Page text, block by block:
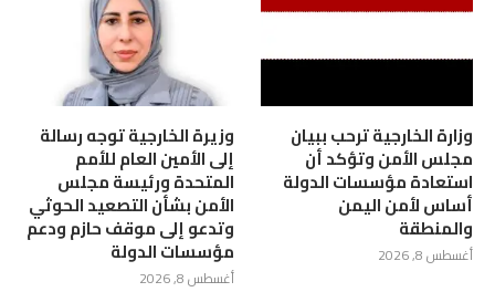
وزارة الخارجية ترحب ببيان
مجلس الأمن وتؤكد أن
استعادة مؤسسات الدولة
أساس لأمن اليمن
والمنطقة
أغسطس 8, 2026
وزيرة الخارجية توجه رسالة
إلى الأمين العام للأمم
المتحدة ورئيسة مجلس
الأمن بشأن التصعيد الحوثي
وتدعو إلى موقف حازم ودعم
مؤسسات الدولة
أغسطس 8, 2026